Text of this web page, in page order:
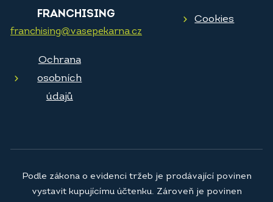
FRANCHISING
franchising@vasepekarna.cz
Cookies
Ochrana
osobních
údajů
Podle zákona o evidenci tržeb je prodávající povinen
vystavit kupujícímu účtenku. Zároveň je povinen